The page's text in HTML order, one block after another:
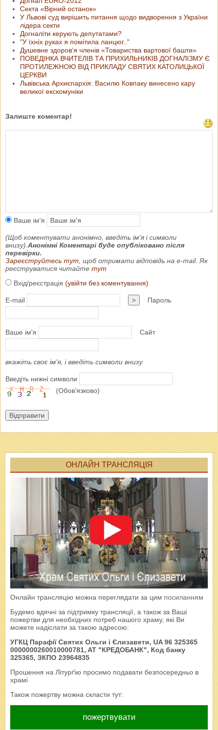
Cектa «Вірний останок»
У Львові суд вирішить питання щодо видворення з України
лідера секти
Догналіти керують депутатами?
"У їхніх руках я помітила ланцюг.."
Душевне здоров’я членів «Товариства вартової башти»
ПОВЕДІНКА ВЧИТЕЛІВ ТА ПРИХИЛЬНИКІВ ДОГНАЛІЗМУ Є
ПРОТИЛЕЖНОЮ ВІД ПРИКЛАДУ СВЯТИХ КАТОЛИЦЬКОЇ
ЦЕРКВИ
Львівська Архиєпархія: Василю Ковпаку винесено кару
великої екскомуніки
Залиште коментар!
Ваше ім'я
(Щоб коментувати анонімно, введіть ім'я і символи
внизу). Анонімні Коментарі буде опубліковано після
перевірки.
Зареєструйтесь тут , щоб отримати відповідь на e-mail. Як
реєструватися читайте тут
Вхід/реєстрація (увійти без коментування)
E-mail > Пароль
Ваше ім'я Сайт
вкажіть своє ім'я, і введіть символи внизу
Введіть нижні символи
(Обов'язково)
Відправити
ОНЛАЙН ТРАНСЛЯЦІЯ
Онлайн трансляцію можна переглядати за цим посиланням
Будемо вдячні за підтримку трансляції, а також за Ваші
пожертви для необхідних потреб нашого храму, які Ви
можете надіслати за такою адресою:
УГКЦ Парафії Святих Ольги і Єлизавети, UA 96 325365
0000000260010000781, AT "КРЕДОБАНК", Код банку
325365, ЗКПО 23964835
Прошення на Літурґію просимо подавати безпосередньо в
храмі
Також пожертву можна скласти тут:
пожертвувати